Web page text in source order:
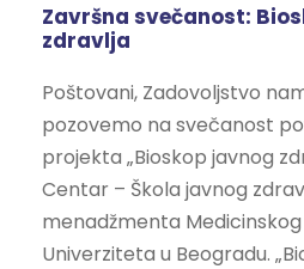
Završna svečanost:
zdravlja
Poštovani, Zadovoljstvo
pozovemo na svečanost
projekta „Bioskop javnog
Centar – Škola javnog
menadžmenta
Univerziteta u Beogradu.